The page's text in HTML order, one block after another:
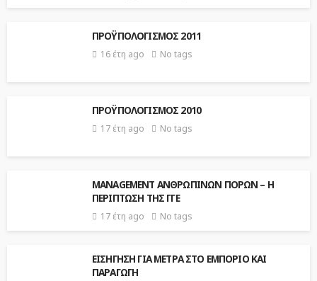
ΠΡΟΫΠΟΛΟΓΙΣΜΟΣ 2011
16 έτη ago No tags
ΠΡΟΫΠΟΛΟΓΙΣΜΟΣ 2010
17 έτη ago No tags
ΜΑΝΑGEMENT ΑΝΘΡΩΠΙΝΩΝ ΠΟΡΩΝ – Η
ΠΕΡΙΠΤΩΣΗ ΤΗΣ ΓΓΕ
17 έτη ago No tags
ΕΙΣΗΓΗΣΗ ΓΙΑ ΜΕΤΡΑ ΣΤΟ ΕΜΠΟΡΙΟ ΚΑΙ
ΠΑΡΑΓΩΓΗ